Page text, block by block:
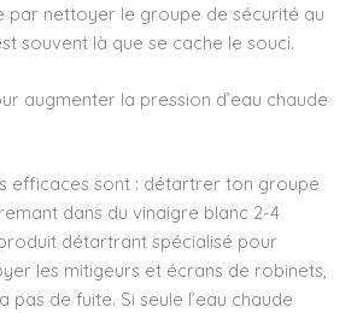
par nettoyer le groupe de sécurité au
souvent là que se cache le souci.
augmenter la pression d’eau chaude
efficaces sont : détartrer ton groupe
dans du vinaigre blanc 2-4
détartrant spécialisé pour
les mitigeurs et écrans de robinets,
pas de fuite. Si seule l’eau chaude